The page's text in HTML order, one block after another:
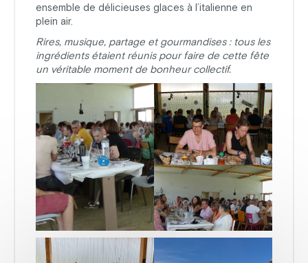
ensemble de délicieuses glaces à l’italienne en
plein air.
Rires, musique, partage et gourmandises : tous les
ingrédients étaient réunis pour faire de cette fête
un véritable moment de bonheur collectif.